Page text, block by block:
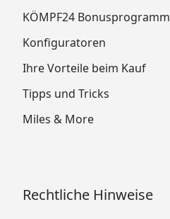
KÖMPF24 Bonusprogramm
Konfiguratoren
Ihre Vorteile beim Kauf
Tipps und Tricks
Miles & More
Rechtliche Hinweise